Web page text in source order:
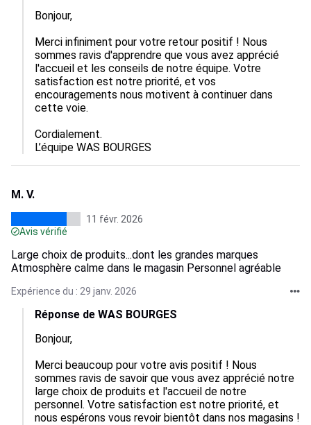
Bonjour,
Merci infiniment pour votre retour positif ! Nous
sommes ravis d'apprendre que vous avez apprécié
l'accueil et les conseils de notre équipe. Votre
satisfaction est notre priorité, et vos
encouragements nous motivent à continuer dans
cette voie.
Cordialement.
L’équipe WAS BOURGES
M. V.
11 févr. 2026
Avis vérifié
Large choix de produits...dont les grandes marques
Atmosphère calme dans le magasin Personnel agréable
Expérience du : 29 janv. 2026
Réponse de WAS BOURGES
Bonjour,
Merci beaucoup pour votre avis positif ! Nous
sommes ravis de savoir que vous avez apprécié notre
large choix de produits et l'accueil de notre
personnel. Votre satisfaction est notre priorité, et
nous espérons vous revoir bientôt dans nos magasins !